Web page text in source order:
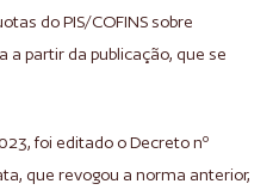
do PIS/COFINS sobre
a partir da publicação, que se
foi editado o Decreto nº
que revogou a norma anterior,